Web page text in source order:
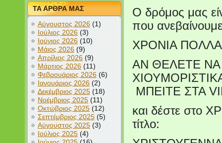
ΤΑ ΑΡΘΡΑ ΜΑΣ
Αύγουστος 2026(1)
Ιούλιος 2026(3)
Ιούνιος 2026(10)
Μάιος 2026(9)
Απρίλιος 2026(9)
Μάρτιος 2026(11)
Φεβρουάριος 2026(6)
Ιανουάριος 2026(2)
Δεκέμβριος 2025(18)
Νοέμβριος 2025(11)
Οκτώβριος 2025(12)
Σεπτέμβριος 2025(5)
Αύγουστος 2025(3)
Ιούλιος 2025(4)
Ο δρόμος μας
που
ΧΡΟΝΙΑ
ΑΝ ΘΕΛΕΤΕ ΝΑ
ΜΠΕΙΤΕ ΣΤΑ
και δέστε στο
τίτλο: